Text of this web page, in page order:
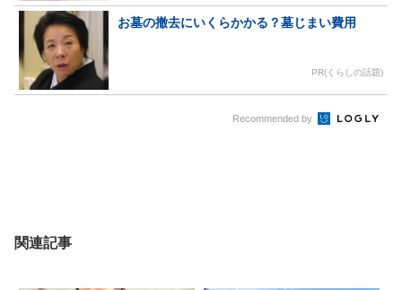
お墓の撤去にいくらかかる？墓じまい費用
PR(くらしの話題)
Recommended by
関連記事